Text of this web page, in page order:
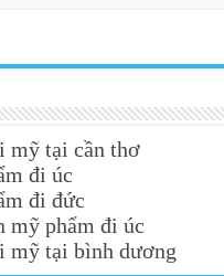
mỹ tại cần thơ
đi úc
đi đức
mỹ phẩm đi úc
mỹ tại bình dương